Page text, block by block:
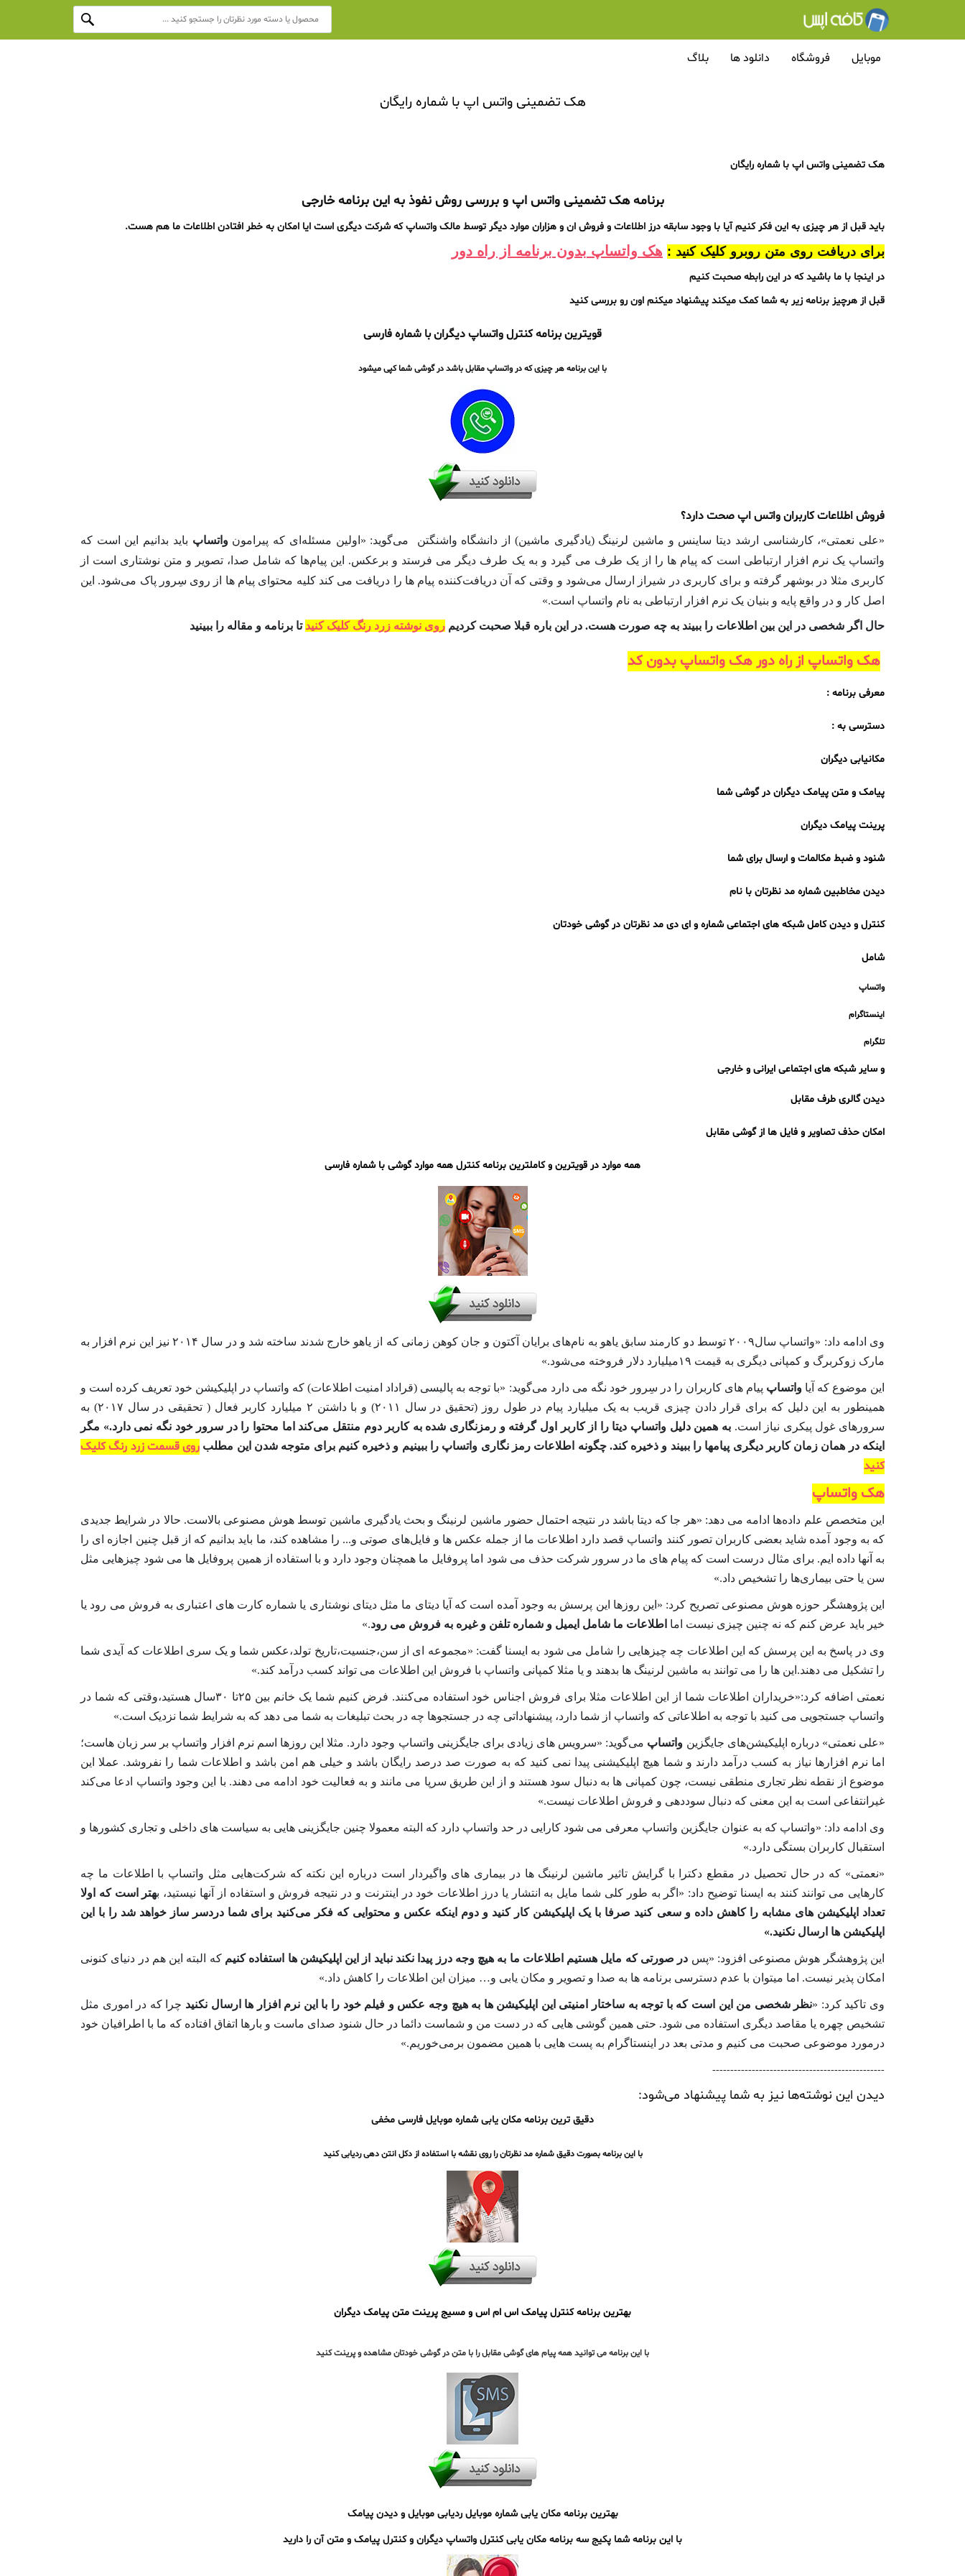
موبایل فروشگاه دانلود ها بلاگ
هک تضمینی واتس اپ با شماره رایگان
هک تضمینی واتس اپ با شماره رایگان
برنامه هک تضمینی واتس اپ و بررسی روش نفوذ به این برنامه خارجی
باید قبل از هر چیزی به این فکر کنیم آیا با وجود سابقه درز اطلاعات و فروش ان و هزاران موارد دیگر توسط مالک واتساپ که شرکت دیگری است ایا امکان به خطر افتادن اطلاعات ما هم هست.
برای دریافت روی متن روبرو کلیک کنید : هک واتساپ بدون برنامه از راه دور
در اینجا با ما باشید که در این رابطه صحبت کنیم
قبل از هرچیز برنامه زیر به شما کمک میکند پیشنهاد میکنم اون رو بررسی کنید
قویترین برنامه کنترل واتساپ دیگران با شماره فارسی
با این برنامه هر چیزی که در واتساپ مقابل باشد در گوشی شما کپی میشود
فروش اطلاعات کاربران واتس اپ صحت دارد؟
«علی نعمتی»، کارشناسی ارشد دیتا ساینس و ماشین لرنینگ (یادگیری ماشین) از دانشگاه واشنگتن می‌گوید: «اولین مسئله‌ای که پیرامونواتساپ باید بدانیم این است که
واتساپ یک نرم افزار ارتباطی است که پیام ها را از یک طرف می گیرد و به یک طرف دیگر می فرستد و برعکس. این پیام‌ها که شامل صدا، تصویر و متن نوشتاری است از
کاربری مثلا در بوشهر گرفته و برای کاربری در شیراز ارسال می‌شود و وقتی که آن دریافت‌کننده پیام ها را دریافت می کند کلیه محتوای پیام ها از روی سِرور پاک می‌شود. این
اصل کار و در واقع پایه و بنیان یک نرم افزار ارتباطی به نام واتساپ است.»
حال اگر شخصی در این بین اطلاعات را ببیند به چه صورت هست. در این باره قبلا صحبت کردیم روی نوشته زرد رنگ کلیک کنید تا برنامه و مقاله را ببینید
هک واتساپ از راه دور هک واتساپ بدون کد
معرفی برنامه :
دسترسی به :
مکانیابی دیگران
پیامک و متن پیامک دیگران در گوشی شما
پرینت پیامک دیگران
شنود و ضبط مکالمات و ارسال برای شما
دیدن مخاطبین شماره مد نظرتان با نام
کنترل و دیدن کامل شبکه های اجتماعی شماره و ای دی مد نظرتان در گوشی خودتان
شامل
واتساپ
اینستاگرام
تلگرام
و سایر شبکه های اجتماعی ایرانی و خارجی
دیدن گالری طرف مقابل
امکان حذف تصاویر و فایل ها از گوشی مقابل
همه موارد در قویترین وکاملترین برنامه کنترل همه موارد گوشی با شماره فارسی
وی ادامه داد: «واتساپ سال۲۰۰۹ توسط دو کارمند سابق یاهو به نام‌های برایان آکتون و جان کوهن زمانی که از یاهو خارج شدند ساخته شد و در سال ۲۰۱۴ نیز این نرم افزار به
مارک زوکربرگ و کمپانی دیگری به قیمت ۱۹میلیارد دلار فروخته می‌شود.»
این موضوع که آیاواتساپ پیام های کاربران را در سِرور خود نگه می دارد می‌گوید: «با توجه به پالیسی (قراداد امنیت اطلاعات) که واتساپ در اپلیکیشن خود تعریف کرده است و
همینطور به این دلیل که برای قرار دادن چیزی قریب به یک میلیارد پیام در طول روز (تحقیق در سال ۲۰۱۱) و با داشتن ۲ میلیارد کاربر فعال ( تحقیقی در سال ۲۰۱۷) به
سرورهای غول پیکری نیاز است.به همین دلیل واتساپ دیتا را از کاربر اول گرفته و رمزنگاری شده به کاربر دوم منتقل می‌کند اما محتوا را در سرور خود نگه نمی دارد.» مگر
اینکه در همان زمان کاربر دیگری پیامها را ببیند و ذخیره کند. چگونه اطلاعات رمز نگاری واتساپ را ببینیم و ذخیره کنیم برای متوجه شدن این مطلب روی قسمت زرد رنگ کلیک
کنید
هک واتساپ
این متخصص علم داده‌ها ادامه می دهد: «هر جا که دیتا باشد در نتیجه احتمال حضور ماشین لرنینگ و بحث یادگیری ماشین توسط هوش مصنوعی بالاست. حالا در شرایط جدیدی
که به وجود آمده شاید بعضی کاربران تصور کنند واتساپ قصد دارد اطلاعات ما از جمله عکس ها و فایل‌های صوتی و... را مشاهده کند، ما باید بدانیم که از قبل چنین اجازه ای را
به آنها داده ایم. برای مثال درست است که پیام های ما در سرور شرکت حذف می شود اما پروفایل ما همچنان وجود دارد و با استفاده از همین پروفایل ها می شود چیزهایی مثل
سن یا حتی بیماری‌ها را تشخیص داد.»
این پژوهشگر حوزه هوش مصنوعی تصریح کرد: «این روزها این پرسش به وجود آمده است که آیا دیتای ما مثل دیتای نوشتاری یا شماره کارت های اعتباری به فروش می رود یا
خیر باید عرض کنم که نه چنین چیزی نیست اما اطلاعات ما شامل ایمیل و شماره تلفن و غیره به فروش می رود.»
وی در پاسخ به این پرسش که این اطلاعات چه چیزهایی را شامل می شود به ایسنا گفت: «مجموعه ای از سن،جنسیت،تاریخ تولد،عکس شما و یک سری اطلاعات که آیدی شما
را تشکیل می دهند.این ها را می توانند به ماشین لرنینگ ها بدهند و یا مثلا کمپانی واتساپ با فروش این اطلاعات می تواند کسب درآمد کند.»
نعمتی اضافه کرد:«خریداران اطلاعات شما از این اطلاعات مثلا برای فروش اجناس خود استفاده می‌کنند. فرض کنیم شما یک خانم بین ۲۵تا ۳۰سال هستید،وقتی که شما در
واتساپ جستجویی می کنید با توجه به اطلاعاتی که واتساپ از شما دارد، پیشنهاداتی چه در جستجوها چه در بحث تبلیغات به شما می دهد که به شرایط شما نزدیک است.»
«علی نعمتی» درباره اپلیکیشن‌های جایگزین واتساپ می‌گوید: «سرویس های زیادی برای جایگزینی واتساپ وجود دارد. مثلا این روزها اسم نرم افزار واتساپ بر سر زبان هاست؛
اما نرم افزارها نیاز به کسب درآمد دارند و شما هیچ اپلیکیشنی پیدا نمی کنید که به صورت صد درصد رایگان باشد و خیلی هم امن باشد و اطلاعات شما را نفروشد. عملا این
موضوع از نقطه نظر تجاری منطقی نیست، چون کمپانی ها به دنبال سود هستند و از این طریق سرپا می مانند و به فعالیت خود ادامه می دهند. با این وجود واتساپ ادعا می‌کند
غیرانتفاعی است به این معنی که دنبال سوددهی و فروش اطلاعات نیست.»
وی ادامه داد: «واتساپ که به عنوان جایگزین واتساپ معرفی می شود کارایی در حد واتساپ دارد که البته معمولا چنین جایگزینی هایی به سیاست های داخلی و تجاری کشورها و
استقبال کاربران بستگی دارد.»
«نعمتی» که در حال تحصیل در مقطع دکترا با گرایش تاثیر ماشین لرنینگ ها در بیماری های واگیردار است درباره این نکته که شرکت‌هایی مثل واتساپ با اطلاعات ما چه
کارهایی می توانند کنند به ایسنا توضیح داد: «اگر به طور کلی شما مایل به انتشار یا درز اطلاعات خود در اینترنت و در نتیجه فروش و استفاده از آنها نیستید، بهتر است که اولا
تعداد اپلیکیشن های مشابه را کاهش داده و سعی کنید صرفا با یک اپلیکیشن کار کنید و دوم اینکه عکس و محتوایی که فکر می‌کنید برای شما دردسر ساز خواهد شد را با این
اپلیکیشن ها ارسال نکنید.»
این پژوهشگر هوش مصنوعی افزود: «پس در صورتی که مایل هستیم اطلاعات ما به هیچ وجه درز پیدا نکند نباید از این اپلیکیشن ها استفاده کنیمکه البته این هم در دنیای کنونی
امکان پذیر نیست. اما میتوان با عدم دسترسی برنامه ها به صدا و تصویر و مکان یابی و… میزان این اطلاعات را کاهش داد.»
وی تاکید کرد: «نظر شخصی من این است که با توجه به ساختار امنیتی این اپلیکیشن ها به هیچ وجه عکس و فیلم خود را با این نرم افزار ها ارسال نکنید چرا که در اموری مثل
تشخیص چهره یا مقاصد دیگری استفاده می شود. حتی همین گوشی هایی که در دست من و شماست دائما در حال شنود صدای ماست و بارها اتفاق افتاده که ما با اطرافیان خود
درمورد موضوعی صحبت می کنیم و مدتی بعد در اینستاگرام به پست هایی با همین مضمون برمی‌خوریم.»
------------------------------------------------
دیدن این نوشته‌ها نیز به شما پیشنهاد می‌شود:
دقیق ترین برنامه مکان یابی شماره موبایل فارسی مخفی
با این برنامه بصورت دقیق شماره مد نظرتان را روی نقشه با استفاده از دکل انتن دهی ردیابی کنید
بهترین برنامه کنترل پیامک اس ام اس و مسیج پرینت متن پیامک دیگران
با این برنامه می توانید همه پیام های گوشی مقابل را با متن در گوشی خودتان مشاهده و پرینت کنید
بهترین برنامه مکان یابی شماره موبایل ردیابی موبایل و دیدن پیامک
با این برنامه شما پکیج سه برنامه مکان یابی کنترل واتساپ دیگران و کنترل پیامک و متن آن را دارید